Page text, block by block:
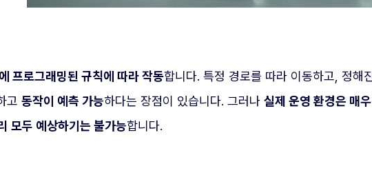
프로그래밍된 규칙에 따라 작동합니다. 특정 경로를 따라 이동하고, 정해
고 동작이 예측 가능하다는 장점이 있습니다. 그러나 실제 운영 환경은 매
모두 예상하기는 불가능합니다.